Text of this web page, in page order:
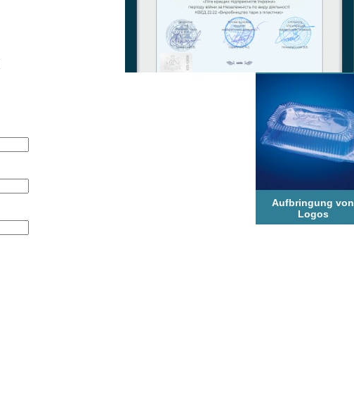
Aufbringung von
Logos